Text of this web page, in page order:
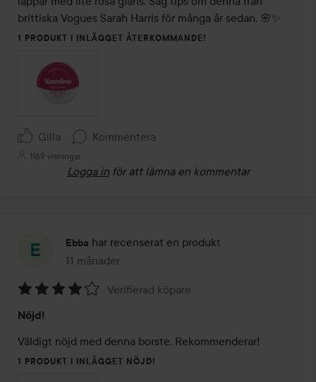
brittiska Vogues Sarah Harris för många år sedan. 🌸✨
1 PRODUKT I INLÄGGET ÅTERKOMMANDE!
Gilla Kommentera
1169 visningar
Logga in för att lämna en kommentar
Ebba har recenserat en produkt
11 månader
Inlägget skapades 11 månader
4
av
5
Verifierad köpare
Nöjd!
Väldigt nöjd med denna borste. Rekommenderar!
1 PRODUKT I INLÄGGET NÖJD!